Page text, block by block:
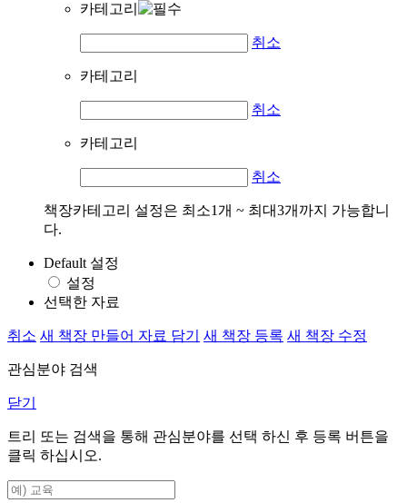
카테고리
취소
카테고리
취소
카테고리
취소
책장카테고리 설정은 최소1개 ~ 최대3개까지 가능합니
다.
Default 설정
설정
선택한 자료
취소 새 책장 만들어 자료 담기 새 책장 등록 새 책장 수정
관심분야 검색
닫기
트리 또는 검색을 통해 관심분야를 선택 하신 후 등록 버튼을
클릭 하십시오.